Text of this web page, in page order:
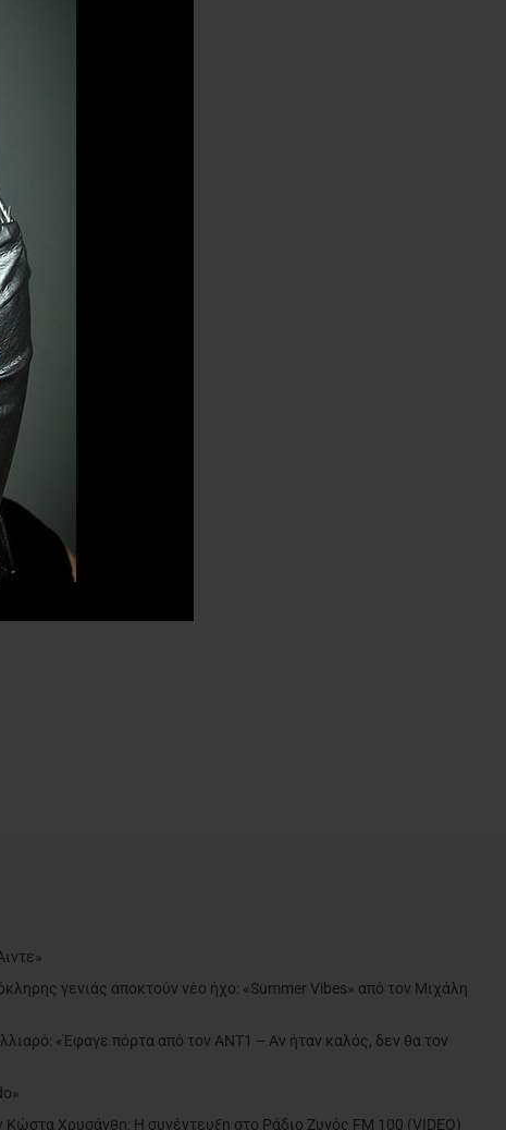
γενιάς αποκτούν νέο ήχο: «Summer Vibes» από τον Μιχάλη
«Έφαγε πόρτα από τον ΑΝΤ1 – Αν ήταν καλός, δεν θα τον
Κώστα Χρυσάνθη: Η συνέντευξη στο Ράδιο Ζυγός FM 100 (VIDEO)